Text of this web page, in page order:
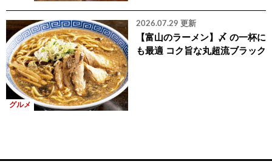
グルメ
2026.07.29 更新
【富山のラーメン】〆 の一杯に
も最適 コク旨な丸超流ブラック